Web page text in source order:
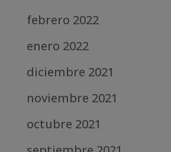
febrero 2022
enero 2022
diciembre 2021
noviembre 2021
octubre 2021